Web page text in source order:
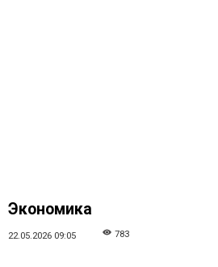
Экономика
22.05.2026 09:05 783